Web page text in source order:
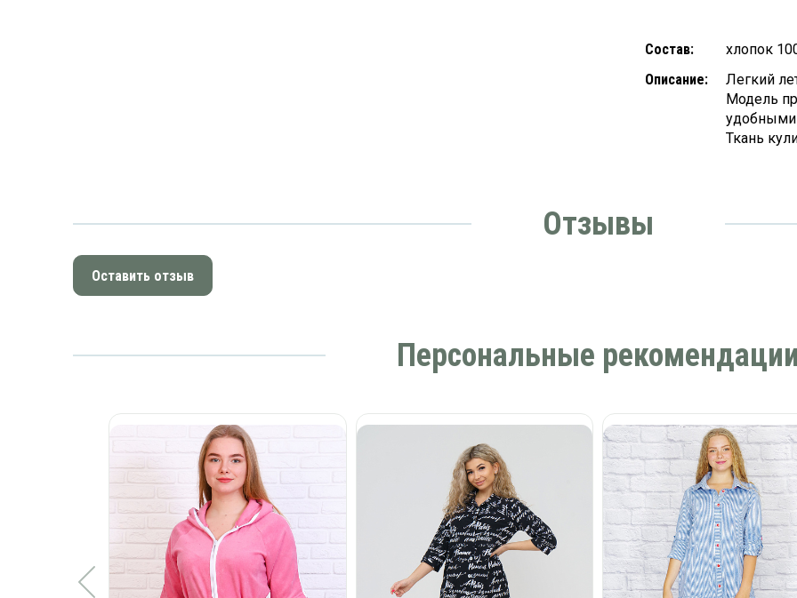
Состав:
хлопок
Описание:
Легкий
Модель
Ткань
Отзывы
Оставить отзыв
Персональные рекомендации